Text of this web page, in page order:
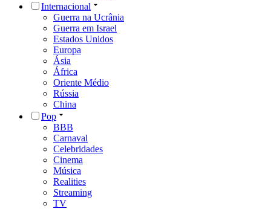
Internacional
Guerra na Ucrânia
Guerra em Israel
Estados Unidos
Europa
Ásia
África
Oriente Médio
Rússia
China
Pop
BBB
Carnaval
Celebridades
Cinema
Música
Realities
Streaming
TV